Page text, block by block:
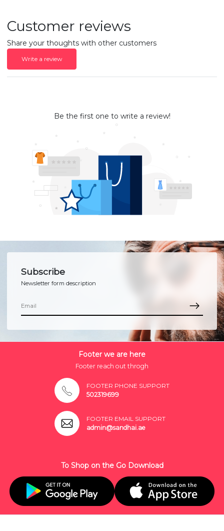
Customer reviews
Share your thoughts with other customers
Write a review
Be the first one to write a review!
Subscribe
Newsletter form description
Footer we are here
Footer reach out throgh
FOOTER PHONE SUPPORT
502319699
FOOTER EMAIL SUPPORT
admin@sandhai.ae
To Shop on the Go Download